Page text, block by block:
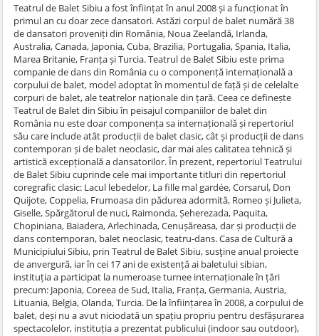
Teatrul de Balet Sibiu a fost înființat în anul 2008 și a funcționat în
primul an cu doar zece dansatori. Astăzi corpul de balet numără 38
de dansatori proveniți din România, Noua Zeelandă, Irlanda,
Australia, Canada, Japonia, Cuba, Brazilia, Portugalia, Spania, Italia,
Marea Britanie, Franța și Turcia. Teatrul de Balet Sibiu este prima
companie de dans din România cu o componență internațională a
corpului de balet, model adoptat în momentul de față și de celelalte
corpuri de balet, ale teatrelor naționale din țară. Ceea ce definește
Teatrul de Balet din Sibiu în peisajul companiilor de balet din
România nu este doar componența sa internațională și repertoriul
său care include atât producții de balet clasic, cât și producții de dans
contemporan și de balet neoclasic, dar mai ales calitatea tehnică și
artistică excepțională a dansatorilor. În prezent, repertoriul Teatrului
de Balet Sibiu cuprinde cele mai importante titluri din repertoriul
coregrafic clasic: Lacul lebedelor, La fille mal gardée, Corsarul, Don
Quijote, Coppelia, Frumoasa din pădurea adormită, Romeo și Julieta,
Giselle, Spărgătorul de nuci, Raimonda, Șeherezada, Paquita,
Chopiniana, Baiadera, Arlechinada, Cenușăreasa, dar și producții de
dans contemporan, balet neoclasic, teatru-dans. Casa de Cultură a
Municipiului Sibiu, prin Teatrul de Balet Sibiu, susţine anual proiecte
de anvergură, iar în cei 17 ani de existență ai baletului sibian,
instituția a participat la numeroase turnee internaționale în țări
precum: Japonia, Coreea de Sud, Italia, Franța, Germania, Austria,
Lituania, Belgia, Olanda, Turcia. De la înființarea în 2008, a corpului de
balet, deși nu a avut niciodată un spațiu propriu pentru desfășurarea
spectacolelor, instituția a prezentat publicului (indoor sau outdoor),